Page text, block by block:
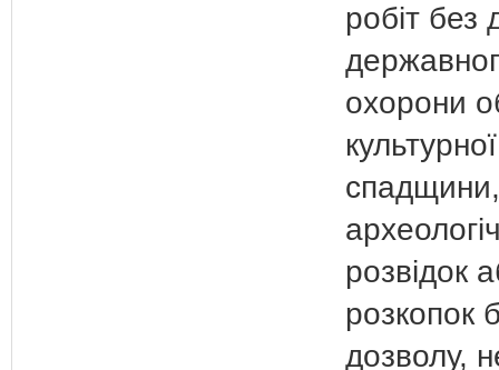
робіт без
охорони
культурної
розвідок
розкопок
дозволу,